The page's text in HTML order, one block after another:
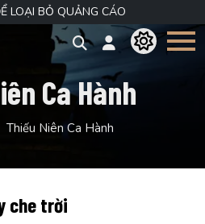
LOẠI BỎ QUẢNG CÁO
Ca Hành
Thiếu Niên Ca Hành
che trời